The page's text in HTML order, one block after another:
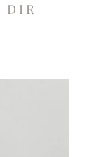
DIR